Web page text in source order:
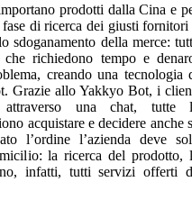
prodotti dalla Cina e
di ricerca dei giusti fornitori
sdoganamento della merce:
che richiedono tempo e
creando una tecnologia
Grazie allo Yakkyo Bot, i
attraverso una chat, tutte
acquistare e decidere anche
l’ordine l’azienda deve
la ricerca del prodotto,
infatti, tutti servizi offerti